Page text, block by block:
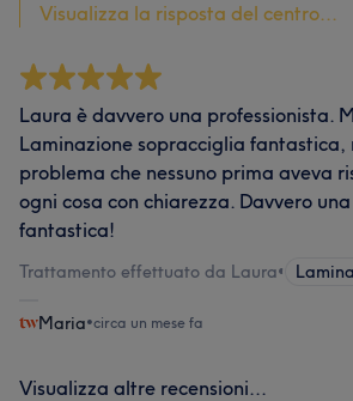
Visualizza la risposta del centro...
Laura è davvero una professionista.
Laminazione sopracciglia fantastica,
problema che nessuno prima aveva
ogni cosa con chiarezza. Davvero
fantastica!
Trattamento effettuato da Laura•
Maria•circa un mese fa
Visualizza altre recensioni...